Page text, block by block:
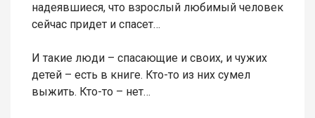
надеявшиеся, что взрослый любимый человек
сейчас придет и спасет…
И такие люди – спасающие и своих, и чужих
детей – есть в книге. Кто-то из них сумел
выжить. Кто-то – нет…